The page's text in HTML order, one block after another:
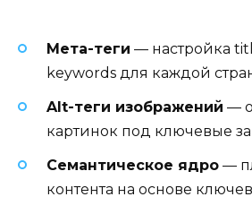
Мета-теги — настройка
keywords для каждой
Alt-теги изображений —
картинок под ключевые
Семантическое ядро —
контента на основе